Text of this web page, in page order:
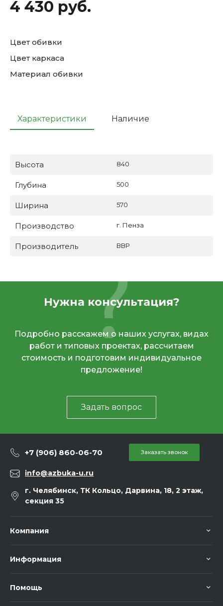
4 430 руб.
Цвет обивки
Цвет каркаса
Материал обивки
Характеристики Наличие
Высота 840
Глубина 500
Ширина 570
Производство г. Пенза
Производитель ВВР
Нужна консультация?
Подробно расскажем о наших услугах, видах
работ и типовых проектах, рассчитаем
стоимость и подготовим индивидуальное
предложение!
Задать вопрос
+7 (906) 860-06-70 Заказать звонок
info@azbuka-u.ru
г. Челябинск, ТК Кольцо, Дарвина, 18, 2 этаж,
секция 35
Компания
Информация
Помощь